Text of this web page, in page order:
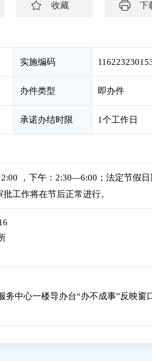
收藏 下
实施编码
办件类型 即办件
承诺办结时限 1个工作日
，下午：2:30—6:00；法定节假
工作将在节后正常进行。
务中心一楼导办台“办不成事”反映